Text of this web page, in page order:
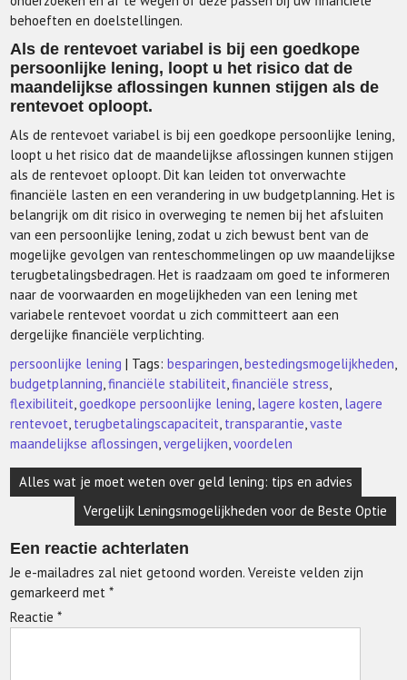
behoeften en doelstellingen.
Als de rentevoet variabel is bij een goedkope
persoonlijke lening, loopt u het risico dat de
maandelijkse aflossingen kunnen stijgen als de
rentevoet oploopt.
Als de rentevoet variabel is bij een goedkope persoonlijke lening,
loopt u het risico dat de maandelijkse aflossingen kunnen stijgen
als de rentevoet oploopt. Dit kan leiden tot onverwachte
financiële lasten en een verandering in uw budgetplanning. Het is
belangrijk om dit risico in overweging te nemen bij het afsluiten
van een persoonlijke lening, zodat u zich bewust bent van de
mogelijke gevolgen van renteschommelingen op uw maandelijkse
terugbetalingsbedragen. Het is raadzaam om goed te informeren
naar de voorwaarden en mogelijkheden van een lening met
variabele rentevoet voordat u zich committeert aan een
dergelijke financiële verplichting.
persoonlijke lening | Tags:besparingen,bestedingsmogelijkheden,
budgetplanning,financiële stabiliteit,financiële stress,
flexibiliteit,goedkope persoonlijke lening, lagere kosten, lagere
rentevoet, terugbetalingscapaciteit, transparantie,vaste
maandelijkse aflossingen,vergelijken,voordelen
Berichtnavigatie
Alles wat je moet weten over geld lening: tips en advies
Vergelijk Leningsmogelijkheden voor de Beste Optie
Een reactie achterlaten
Je e-mailadres zal niet getoond worden. Vereiste velden zijn
gemarkeerd met*
Reactie*